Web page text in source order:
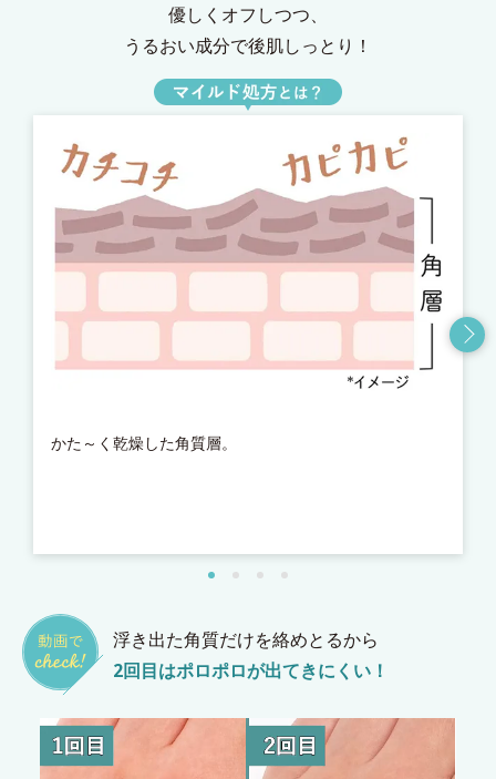
優しくオフしつつ、
うるおい成分で後肌しっとり！
かた～く乾燥した角質層。
浮き出た角質だけを絡めとるから
2回目はポロポロが出てきにくい！